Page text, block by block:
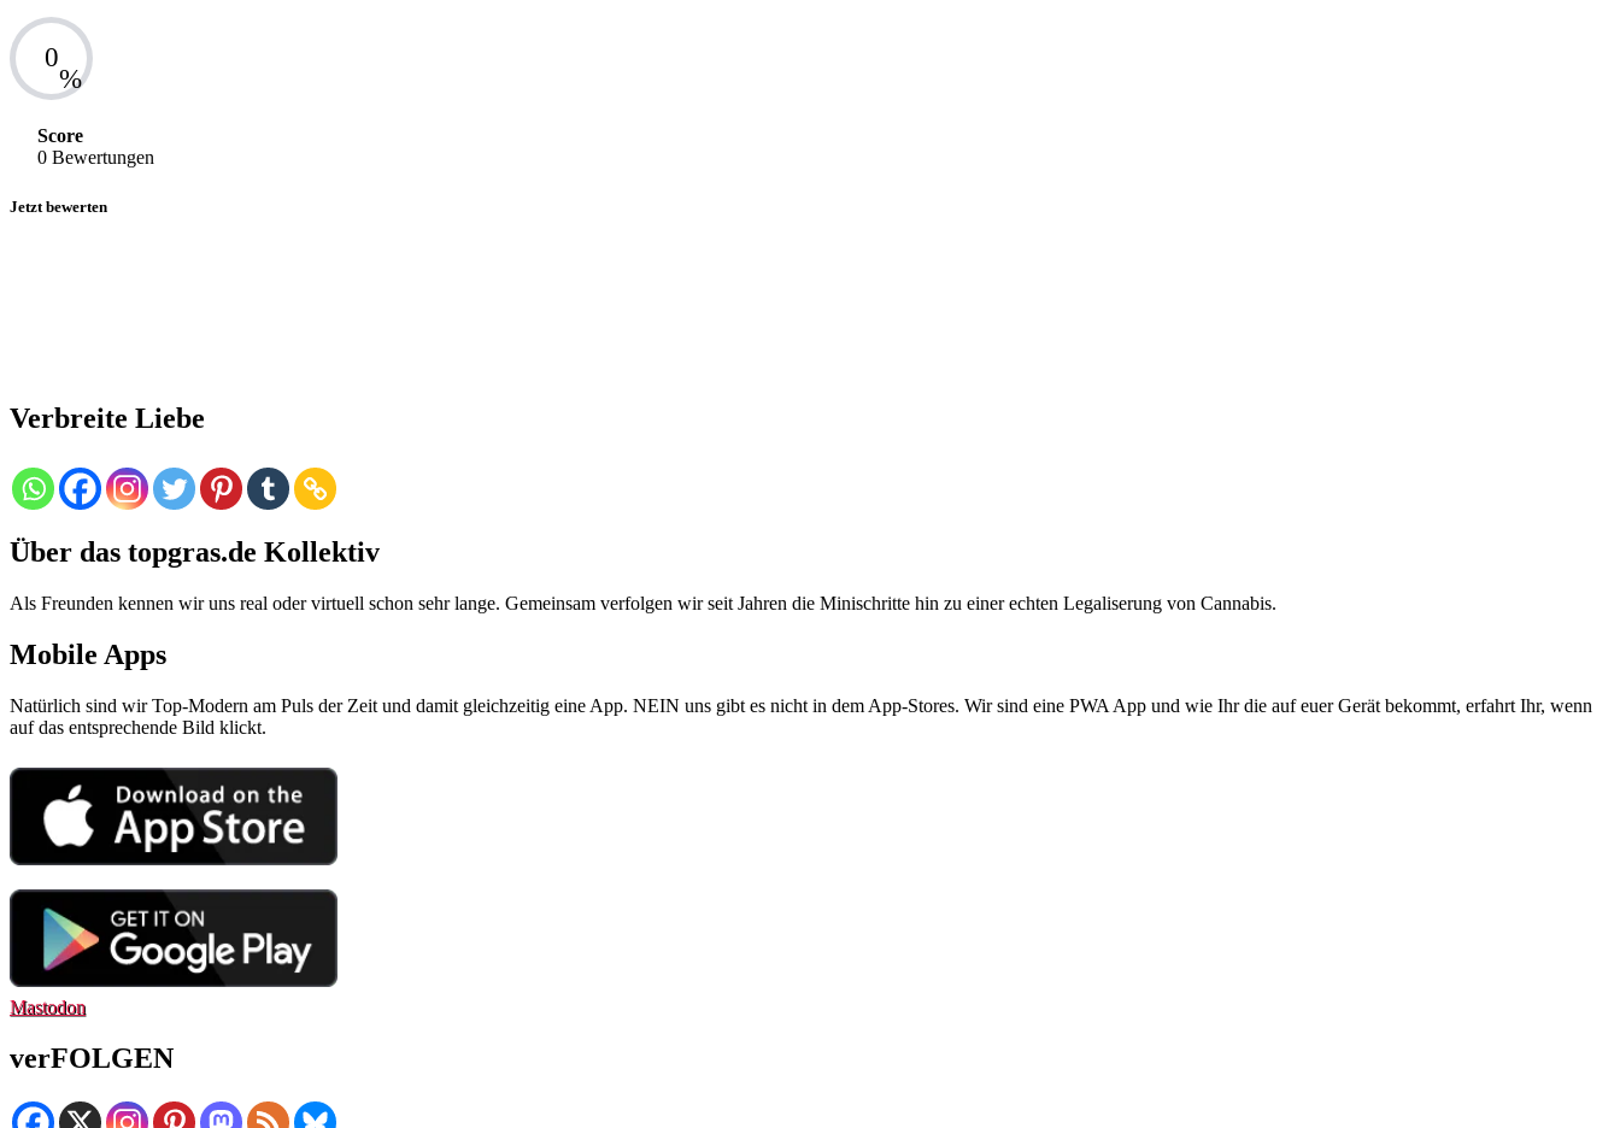
0
%
Score
0 Bewertungen
Jetzt bewerten
Verbreite Liebe
Über das topgras.de Kollektiv
Als Freunden kennen wir uns real oder virtuell schon sehr lange. Gemeinsam verfolgen wir seit Jahren die Minischritte hin zu einer echten Legaliserung von Cannabis.
Mobile Apps
Natürlich sind wir Top-Modern am Puls der Zeit und damit gleichzeitig eine App. NEIN uns gibt es nicht in dem App-Stores. Wir sind eine PWA App und wie Ihr die auf euer Gerät bekommt, erfahrt Ihr, wenn
auf das entsprechende Bild klickt.
Mastodon
verFOLGEN